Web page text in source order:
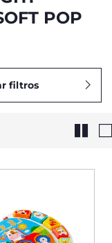
POP
filtros